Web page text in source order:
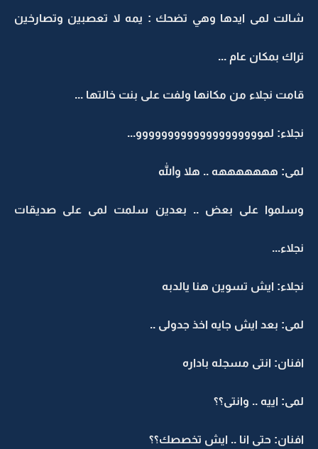
شالت لمى ايدها وهي تضحك : يمه لا تعصبين وتصارخين
تراك بمكان عام ...
قامت نجلاء من مكانها ولفت على بنت خالتها ...
نجلاء: لموووووووووووووووووووو...
لمى: هههههههه .. هلا والله
وسلموا على بعض .. بعدين سلمت لمى على صديقات
نجلاء...
نجلاء: ايش تسوين هنا يالدبه
لمى: بعد ايش جايه اخذ جدولى ..
افنان: انتى مسجله باداره
لمى: اييه .. وانتى؟؟
افنان: حتى انا .. ايش تخصصك؟؟